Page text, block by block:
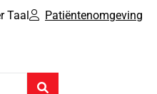
Taal Patiëntenomgeving